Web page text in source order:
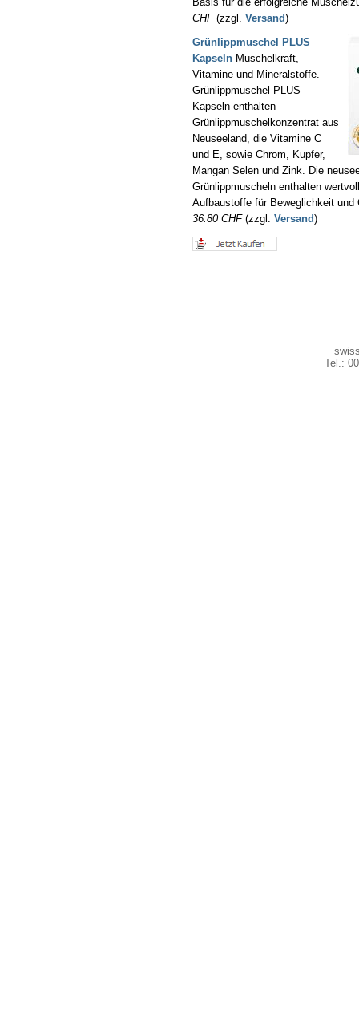
CHF(zzgl. Versand)
Grünlippmuschel PLUS
Kapseln Muschelkraft,
Vitamine und Mineralstoffe.
Grünlippmuschel PLUS
Kapseln enthalten
Grünlippmuschelkonzentrat aus
Neuseeland, die Vitamine C
und E, sowie Chrom, Kupfer,
Mangan Selen und Zink. Die
Grünlippmuscheln enthalten
Aufbaustoffe für Beweglichkeit und
36.80 CHF(zzgl. Versand)
Tel.: